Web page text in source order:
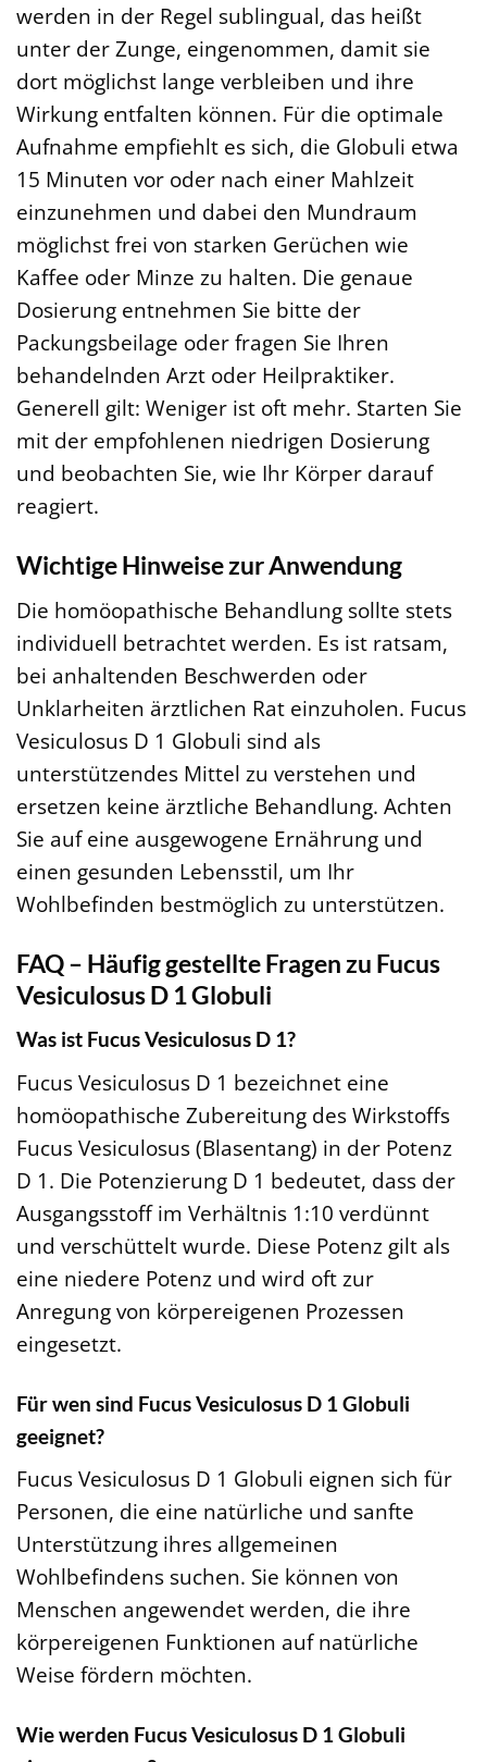
werden in der Regel sublingual, das heißt
unter der Zunge, eingenommen, damit sie
dort möglichst lange verbleiben und ihre
Wirkung entfalten können. Für die optimale
Aufnahme empfiehlt es sich, die Globuli etwa
15 Minuten vor oder nach einer Mahlzeit
einzunehmen und dabei den Mundraum
möglichst frei von starken Gerüchen wie
Kaffee oder Minze zu halten. Die genaue
Dosierung entnehmen Sie bitte der
Packungsbeilage oder fragen Sie Ihren
behandelnden Arzt oder Heilpraktiker.
Generell gilt: Weniger ist oft mehr. Starten Sie
mit der empfohlenen niedrigen Dosierung
und beobachten Sie, wie Ihr Körper darauf
reagiert.
Wichtige Hinweise zur Anwendung
Die homöopathische Behandlung sollte stets
individuell betrachtet werden. Es ist ratsam,
bei anhaltenden Beschwerden oder
Unklarheiten ärztlichen Rat einzuholen. Fucus
Vesiculosus D 1 Globuli sind als
unterstützendes Mittel zu verstehen und
ersetzen keine ärztliche Behandlung. Achten
Sie auf eine ausgewogene Ernährung und
einen gesunden Lebensstil, um Ihr
Wohlbefinden bestmöglich zu unterstützen.
FAQ – Häufig gestellte Fragen zu Fucus
Vesiculosus D 1 Globuli
Was ist Fucus Vesiculosus D 1?
Fucus Vesiculosus D 1 bezeichnet eine
homöopathische Zubereitung des Wirkstoffs
Fucus Vesiculosus (Blasentang) in der Potenz
D 1. Die Potenzierung D 1 bedeutet, dass der
Ausgangsstoff im Verhältnis 1:10 verdünnt
und verschüttelt wurde. Diese Potenz gilt als
eine niedere Potenz und wird oft zur
Anregung von körpereigenen Prozessen
eingesetzt.
Für wen sind Fucus Vesiculosus D 1 Globuli
geeignet?
Fucus Vesiculosus D 1 Globuli eignen sich für
Personen, die eine natürliche und sanfte
Unterstützung ihres allgemeinen
Wohlbefindens suchen. Sie können von
Menschen angewendet werden, die ihre
körpereigenen Funktionen auf natürliche
Weise fördern möchten.
Wie werden Fucus Vesiculosus D 1 Globuli